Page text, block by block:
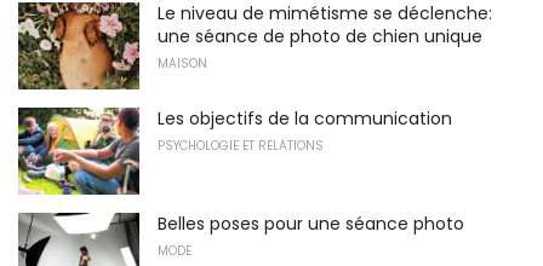
Le niveau de mimétisme se déclenche:
une séance de photo de chien unique
MAISON
Les objectifs de la communication
PSYCHOLOGIE ET RELATIONS
Belles poses pour une séance photo
MODE